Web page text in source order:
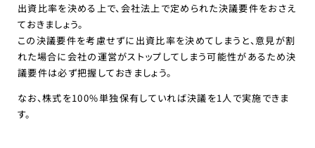
出資比率を決める上で、会社法上で定められた決議要件をおさえ
ておきましょう。
この決議要件を考慮せずに出資比率を決めてしまうと、意見が割
れた場合に会社の運営がストップしてしまう可能性があるため決
議要件は必ず把握しておきましょう。
なお、株式を100%単独保有していれば決議を1人で実施できま
す。